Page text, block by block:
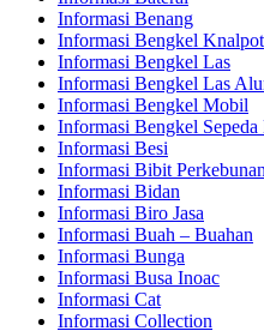
Informasi Benang
Informasi Bengkel Knalpot
Informasi Bengkel Las
Informasi Bengkel Las
Informasi Bengkel Mobil
Informasi Bengkel
Informasi Besi
Informasi Bibit Perkebunan
Informasi Bidan
Informasi Biro Jasa
Informasi Buah – Buahan
Informasi Bunga
Informasi Busa Inoac
Informasi Cat
Informasi Collection